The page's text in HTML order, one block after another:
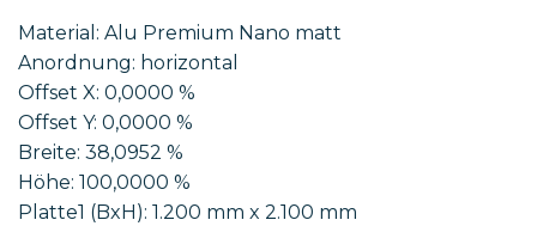
Material: Alu Premium Nano matt
Anordnung: horizontal
Offset X: 0,0000 %
Offset Y: 0,0000 %
Breite: 38,0952 %
Höhe: 100,0000 %
Platte1 (BxH): 1.200 mm x 2.100 mm